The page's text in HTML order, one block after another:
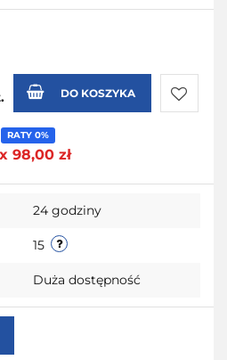
DO KOSZYKA
RATY 0%
98,00 zł
24 godziny
15
Duża dostępność